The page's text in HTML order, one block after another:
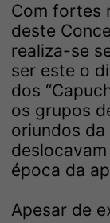
Com fortes
deste
realiza-se
ser este o
dos
os grupos
oriundos da
época da
Apesar de